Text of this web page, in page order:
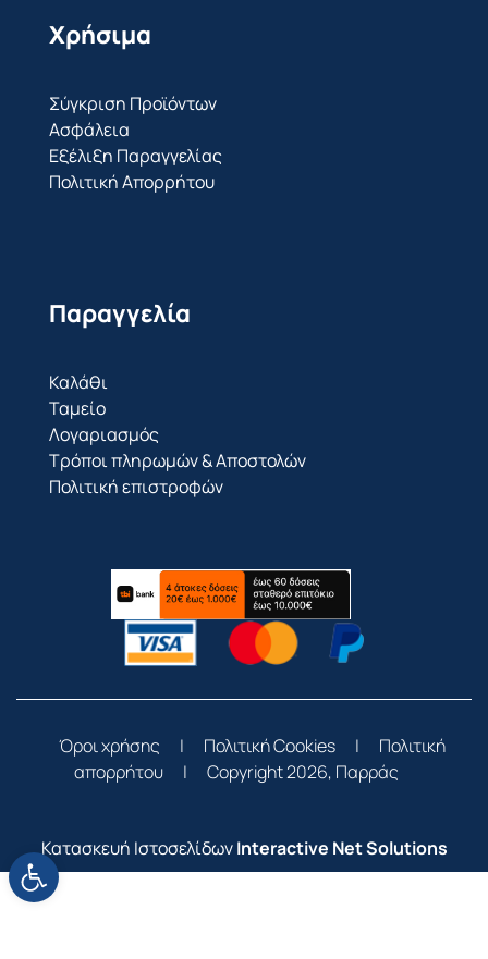
Ανοίξτε τη γραμμή εργαλείων
Χρήσιμα
Σύγκριση Προϊόντων
Ασφάλεια
Εξέλιξη Παραγγελίας
Πολιτική Απορρήτου
Παραγγελία
Καλάθι
Ταμείο
Λογαριασμός
Τρόποι πληρωμών & Αποστολών
Πολιτική επιστροφών
Όροι χρήσης | Πολιτική Cookies |
Πολιτική
απορρήτου
| Copyright 2026, Παρράς
Κατασκευή ΙστοσελίδωνInteractive Net Solutions